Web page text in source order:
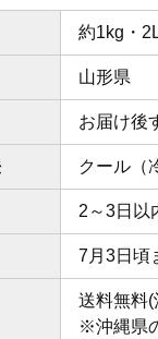
約1kg・
山形県
お届け後
クール（
2～3日以
7月3日
送料無料
※沖縄県